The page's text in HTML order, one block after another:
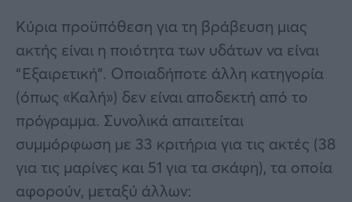
Κύρια προϋπόθεση για τη βράβευση μιας
ακτής είναι η ποιότητα των υδάτων να είναι
“Εξαιρετική”. Οποιαδήποτε άλλη κατηγορία
(όπως «Καλή») δεν είναι αποδεκτή από το
πρόγραμμα. Συνολικά απαιτείται
συμμόρφωση με 33 κριτήρια για τις ακτές (38
για τις μαρίνες και 51 για τα σκάφη), τα οποία
αφορούν, μεταξύ άλλων: